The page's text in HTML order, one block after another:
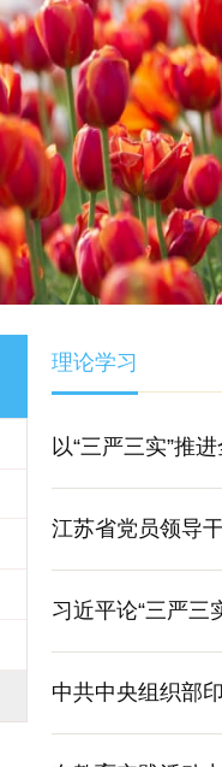
理论学习
以“三严三实”推
江苏省党员领导
习近平论“三严
中共中央组织部